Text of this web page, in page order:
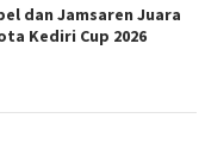
dan Jamsaren Juara
Kediri Cup 2026